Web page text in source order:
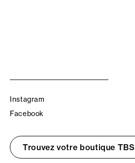
Instagram
Facebook
Trouvez votre boutique TBS